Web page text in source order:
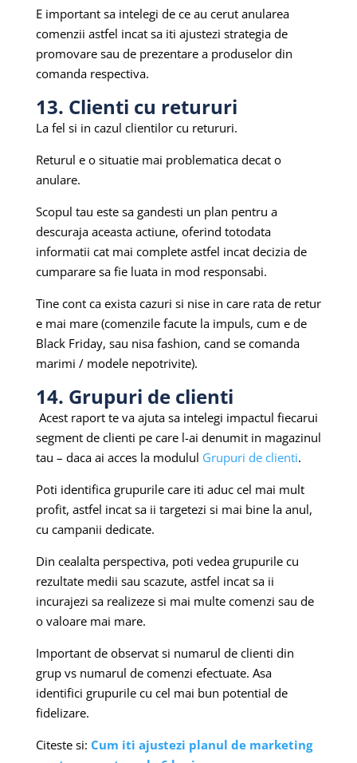
E important sa intelegi de ce au cerut anularea
comenzii astfel incat sa iti ajustezi strategia de
promovare sau de prezentare a produselor din
comanda respectiva.
13. Clienti cu retururi
La fel si in cazul clientilor cu retururi.
Returul e o situatie mai problematica decat o
anulare.
Scopul tau este sa gandesti un plan pentru a
descuraja aceasta actiune, oferind totodata
informatii cat mai complete astfel incat decizia de
cumparare sa fie luata in mod responsabi.
Tine cont ca exista cazuri si nise in care rata de retur
e mai mare (comenzile facute la impuls, cum e de
Black Friday, sau nisa fashion, cand se comanda
marimi / modele nepotrivite).
14. Grupuri de clienti
Acest raport te va ajuta sa intelegi impactul fiecarui
segment de clienti pe care l-ai denumit in magazinul
tau – daca ai acces la modulul Grupuri de clienti.
Poti identifica grupurile care iti aduc cel mai mult
profit, astfel incat sa ii targetezi si mai bine la anul,
cu campanii dedicate.
Din cealalta perspectiva, poti vedea grupurile cu
rezultate medii sau scazute, astfel incat sa ii
incurajezi sa realizeze si mai multe comenzi sau de
o valoare mai mare.
Important de observat si numarul de clienti din
grup vs numarul de comenzi efectuate. Asa
identifici grupurile cu cel mai bun potential de
fidelizare.
Citeste si: Cum iti ajustezi planul de marketing